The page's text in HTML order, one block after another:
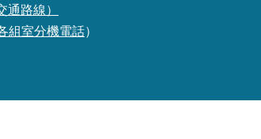
通路線）
組室分機電話）